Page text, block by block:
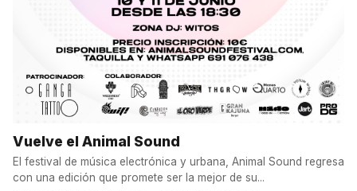
Vuelve el Animal Sound
El festival de música electrónica y urbana, Animal Sound regresa
con una edición que promete ser la mejor de su...